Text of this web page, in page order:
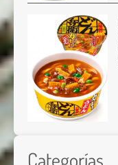
Categorías